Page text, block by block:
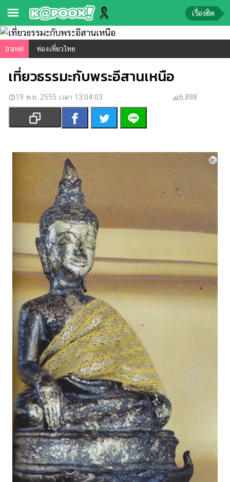
ข่าว-
ความ
รู้
ข่าว
ข่าว
บันเทิง
ผล
การ
การ
บันเทิง
รูปภาพ
ดู
หนัง
Music
Station
ละคร
บันเทิง
เกาหลี
ไลฟ์
ไตล์
เรื่องฮิต
travel ท่องเที่ยวไทย
เที่ยวธรรมะกับพระอีสานเหนือ
19 พ.ย. 2555 เวลา 13:04:03 6,898